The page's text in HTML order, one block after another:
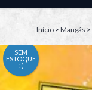
Início > Mangás >
SEM
ESTOQUE
:(